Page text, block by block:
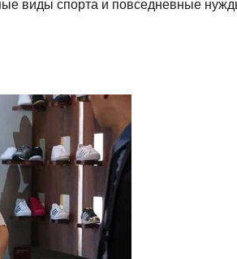
виды спорта и повседневные